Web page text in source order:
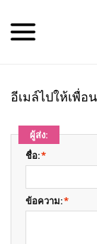
อีเมล์ไปให้เพื่อน
ผู้ส่ง:
*
ชื่อ:
*
ข้อความ: